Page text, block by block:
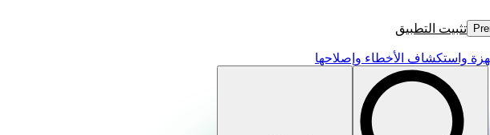
تثبيت التطبيق
واستكشاف الأخطاء وإصلاحها